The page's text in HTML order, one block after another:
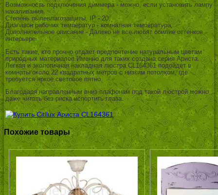
Возможность подключения диммера - можно, если установить лампу
накаливания,
Степень пылевлагозащиты, IP - 20,
Диапазон рабочих температур - комнатная температура,
Дополнительное описание - Далеко не все любят обилие оттенков
интерьере.
Есть такие, кто прочно отдает предпочтение натуральным цветам
природных материалов.Именно для таких создана серия Ариста.
Легкая и экологичная накладная люстра CL164361 подойдет в
комнаты около 22 квадратных метров с низким потолком, где
требуется яркое световое пятно.
Благодаря направленным вниз плафонам под такой люстрой можно
даже читать без риска испортить глаза.
Похожие товары